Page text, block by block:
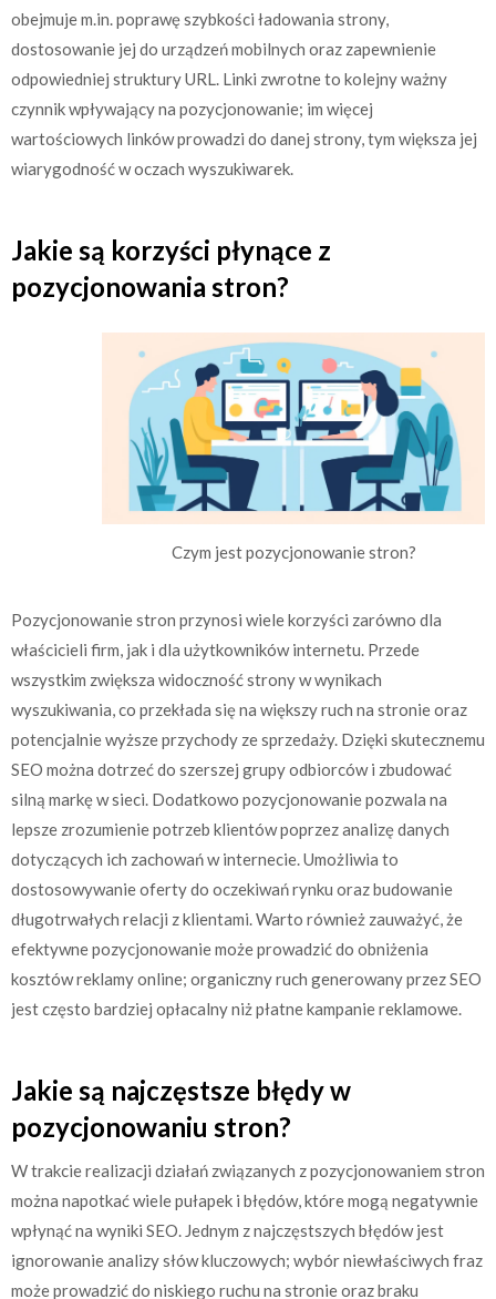
obejmuje m.in. poprawę szybkości ładowania strony,
dostosowanie jej do urządzeń mobilnych oraz zapewnienie
odpowiedniej struktury URL. Linki zwrotne to kolejny ważny
czynnik wpływający na pozycjonowanie; im więcej
wartościowych linków prowadzi do danej strony, tym większa jej
wiarygodność w oczach wyszukiwarek.
Jakie są korzyści płynące z
pozycjonowania stron?
Czym jest pozycjonowanie stron?
Pozycjonowanie stron przynosi wiele korzyści zarówno dla
właścicieli firm, jak i dla użytkowników internetu. Przede
wszystkim zwiększa widoczność strony w wynikach
wyszukiwania, co przekłada się na większy ruch na stronie oraz
potencjalnie wyższe przychody ze sprzedaży. Dzięki skutecznemu
SEO można dotrzeć do szerszej grupy odbiorców i zbudować
silną markę w sieci. Dodatkowo pozycjonowanie pozwala na
lepsze zrozumienie potrzeb klientów poprzez analizę danych
dotyczących ich zachowań w internecie. Umożliwia to
dostosowywanie oferty do oczekiwań rynku oraz budowanie
długotrwałych relacji z klientami. Warto również zauważyć, że
efektywne pozycjonowanie może prowadzić do obniżenia
kosztów reklamy online; organiczny ruch generowany przez SEO
jest często bardziej opłacalny niż płatne kampanie reklamowe.
Jakie są najczęstsze błędy w
pozycjonowaniu stron?
W trakcie realizacji działań związanych z pozycjonowaniem stron
można napotkać wiele pułapek i błędów, które mogą negatywnie
wpłynąć na wyniki SEO. Jednym z najczęstszych błędów jest
ignorowanie analizy słów kluczowych; wybór niewłaściwych fraz
może prowadzić do niskiego ruchu na stronie oraz braku